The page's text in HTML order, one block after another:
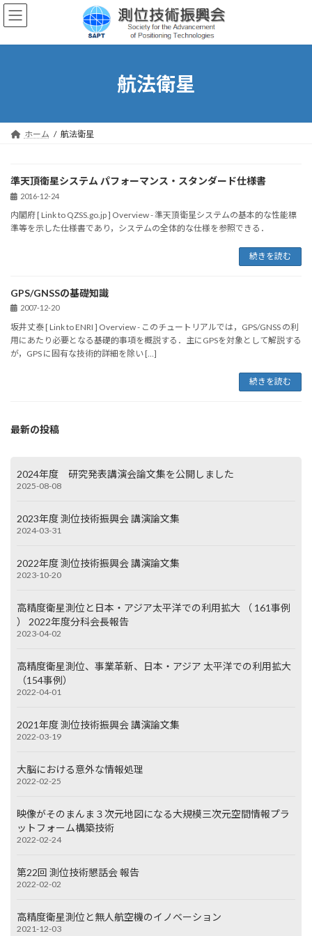
コ
ン
ン
ナ
ビ
ー
航法衛星
ホーム 航法衛星
準天頂衛星システム パフォーマンス・スタンダード仕様書
2016-12-24
内閣府 [ Link to QZSS.go.jp ] Overview - 準天頂衛星システムの基本的な性能標
準等を示した仕様書であり，システムの全体的な仕様を参照できる．
続きを読む
GPS/GNSSの基礎知識
2007-12-20
坂井丈泰 [ Link to ENRI ] Overview - このチュートリアルでは，GPS/GNSS の利
用にあたり必要となる基礎的事項を概説する．主にGPSを対象として解説する
が，GPS に固有な技術的詳細を除い […]
続きを読む
最新の投稿
2024年度 研究発表講演会論文集を公開しました
2025-08-08
2023年度 測位技術振興会 講演論文集
2024-03-31
2022年度 測位技術振興会 講演論文集
2023-10-20
高精度衛星測位と日本・アジア太平洋での利用拡大 （ 161事例
） 2022年度分科会長報告
2023-04-02
高精度衛星測位、事業革新、日本・アジア 太平洋での利用拡大
（154事例）
2022-04-01
2021年度 測位技術振興会 講演論文集
2022-03-19
大脳における意外な情報処理
2022-02-25
映像がそのまんま３次元地図になる大規模三次元空間情報プラ
ットフォーム構築技術
2022-02-24
第22回 測位技術懇話会 報告
2022-02-02
高精度衛星測位と無人航空機のイノベーション
2021-12-03